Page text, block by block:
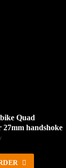
Quad
handshoke